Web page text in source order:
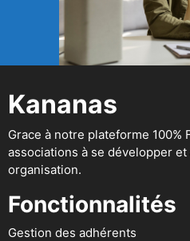
Kananas
Grace à notre plateforme 100%
associations à se développer
organisation.
Fonctionnalités
Gestion des adhérents